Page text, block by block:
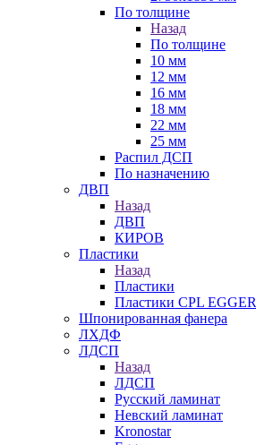
По толщине
Назад
По толщине
10 мм
12 мм
16 мм
18 мм
22 мм
25 мм
Распил ДСП
По назначению
ДВП
Назад
ДВП
КИРОВ
Пластики
Назад
Пластики
Пластики CPL EGGER
Шпонированная фанера
ЛХДФ
ЛДСП
Назад
ЛДСП
Русский ламинат
Невский ламинат
Kronostar